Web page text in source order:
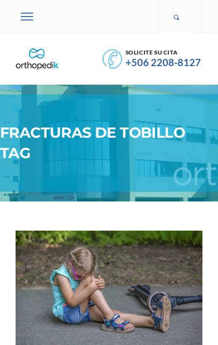
SOLICITE SU CITA
+506 2208-8127
FRACTURAS DE TOBILLO
TAG